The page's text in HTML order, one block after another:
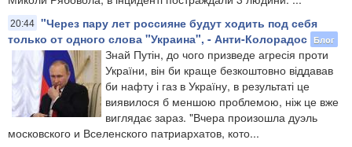
20:44 "Через пару лет россияне будут ходить под себя
только от одного слова "Украина", - Анти-Колорадос Блог
Знай Путін, до чого призведе агресія проти
України, він би краще безкоштовно віддавав
би нафту і газ в Україну, в результаті це
виявилося б меншою проблемою, ніж це вже
виглядає зараз. "Вчера произошла дуэль
московского и Вселенского патриархатов, кото...